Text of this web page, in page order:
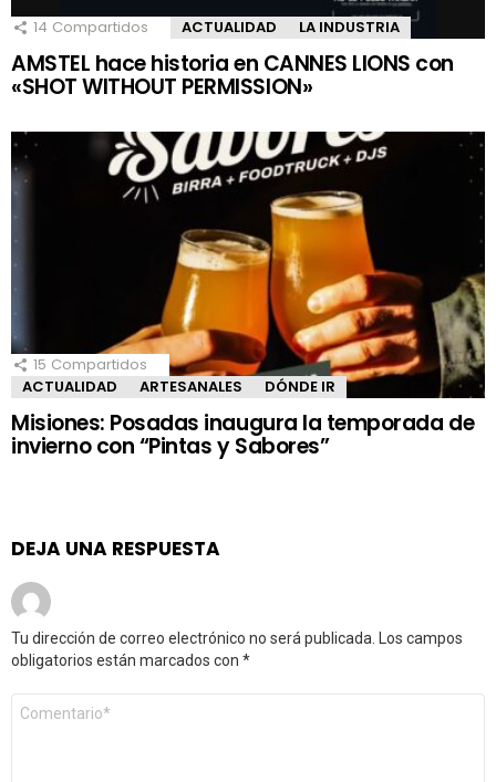
14 Compartidos ACTUALIDAD LA INDUSTRIA
AMSTEL hace historia en CANNES LIONS con
«SHOT WITHOUT PERMISSION»
15 Compartidos
ACTUALIDAD
ARTESANALES DÓNDE IR
Misiones: Posadas inaugura la temporada de
invierno con “Pintas y Sabores”
DEJA UNA RESPUESTA
Tu dirección de correo electrónico no será publicada.
Los campos
obligatorios están marcados con *
Comentario